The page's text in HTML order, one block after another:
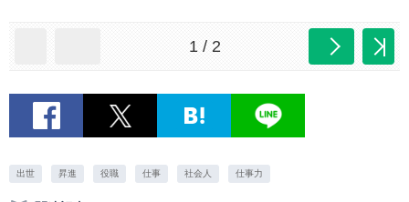
1 / 2
出世 昇進 役職 仕事 社会人 仕事力